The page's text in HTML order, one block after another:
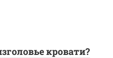
кровати?